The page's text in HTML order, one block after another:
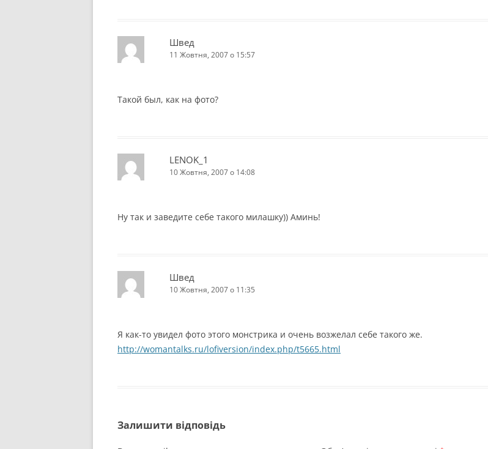
Швед
11 Жовтня, 2007 о 15:57
Такой был, как на фото?
LENOK_1
10 Жовтня, 2007 о 14:08
Ну так и заведите себе такого милашку)) Аминь!
Швед
10 Жовтня, 2007 о 11:35
Я как-то увидел фото этого монстрика и очень возжелал себе такого же.
http://womantalks.ru/lofiversion/index.php/t5665.html
Залишити відповідь